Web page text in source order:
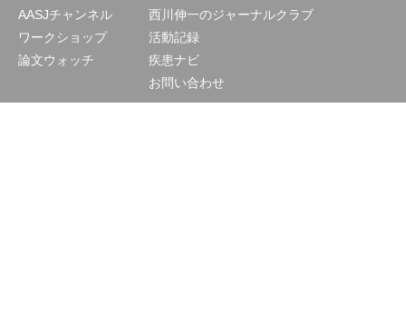
AASJチャンネル
ワークショップ
論文ウォッチ
西川伸一のジャーナルクラブ
活動記録
疾患ナビ
お問い合わせ